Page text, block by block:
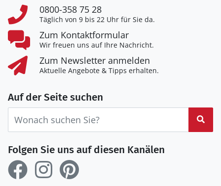
0800-358 75 28
Täglich von 9 bis 22 Uhr für Sie da.
Zum Kontaktformular
Wir freuen uns auf Ihre Nachricht.
Zum Newsletter anmelden
Aktuelle Angebote & Tipps erhalten.
Auf der Seite suchen
Folgen Sie uns auf diesen Kanälen